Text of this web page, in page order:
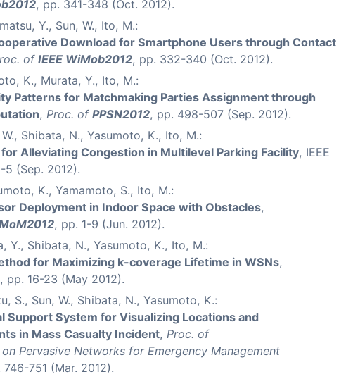
, pp. 341-348 (Oct. 2012).
Y., Sun, W., Ito, M.:
Download for Smartphone Users through Contact
of IEEE WiMob2012, pp. 332-340 (Oct. 2012).
K., Murata, Y., Ito, M.:
Patterns for Matchmaking Parties Assignment through
, Proc. of PPSN2012, pp. 498-507 (Sep. 2012).
Shibata, N., Yasumoto, K., Ito, M.:
Alleviating Congestion in Multilevel Parking Facility, IEEE
5 (Sep. 2012).
K., Yamamoto, S., Ito, M.:
Deployment in Indoor Space with Obstacles,
, pp. 1-9 (Jun. 2012).
Y., Shibata, N., Yasumoto, K., Ito, M.:
for Maximizing k-coverage Lifetime in WSNs,
, pp. 16-23 (May 2012).
S., Sun, W., Shibata, N., Yasumoto, K.:
Support System for Visualizing Locations and
in Mass Casualty Incident, Proc. of
on Pervasive Networks for Emergency Management
746-751 (Mar. 2012).